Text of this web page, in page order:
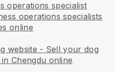
operations specialist
operations specialists
online
website - Sell your dog
Chengdu online